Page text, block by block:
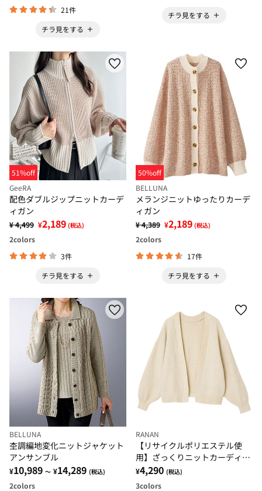
21件
チラ見をする
チラ見をする
51%off
GeeRA
配色ダブルジップニットカーデ
ィガン
¥ 4,499 ¥2,189 (税込)
2colors
3件
チラ見をする
50%off
BELLUNA
メランジニットゆったりカーデ
ィガン
¥ 4,389 ¥2,189 (税込)
2colors
17件
チラ見をする
BELLUNA
杢調編地変化ニットジャケット
アンサンブル
¥10,989 ～ ¥14,289 (税込)
2colors
RANAN
【リサイクルポリエステル使
用】ざっくりニットカーディガ
ン
¥4,290 (税込)
3colors